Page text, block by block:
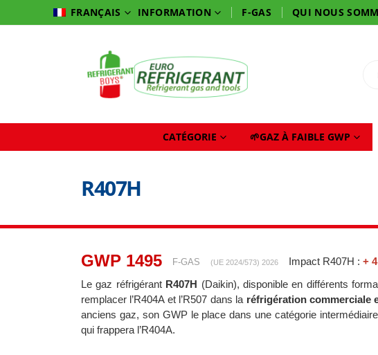
FRANÇAIS INFORMATION F-GAS QUI NOUS
CATÉGORIE 🌱GAZ À FAIBLE GWP
R407H
GWP 1495 F-GAS (UE 2024/573) 2026 Impact R407H : +
Le gaz réfrigérant R407H (Daikin), disponible en différents
remplacer l’R404A et l’R507 dans la réfrigération commerciale
anciens gaz, son GWP le place dans une catégorie
qui frappera l’R404A.